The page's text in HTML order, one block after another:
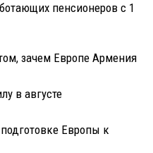
пенсионеров с 1
зачем Европе Армения
в августе
Европы к